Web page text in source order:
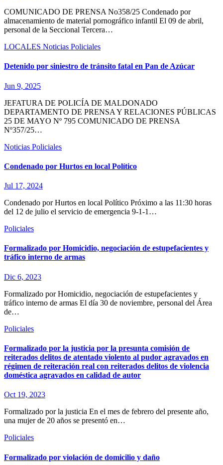
COMUNICADO DE PRENSA No358/25 Condenado por
almacenamiento de material pornográfico infantil El 09 de abril,
personal de la Seccional Tercera…
LOCALES Noticias Policiales
Detenido por siniestro de tránsito fatal en Pan de Azúcar
Jun 9, 2025
JEFATURA DE POLICÍA DE MALDONADO
DEPARTAMENTO DE PRENSA Y RELACIONES PÚBLICAS
25 DE MAYO Nº 795 COMUNICADO DE PRENSA
Nº357/25…
Noticias Policiales
Condenado por Hurtos en local Político
Jul 17, 2024
Condenado por Hurtos en local Político Próximo a las 11:30 horas
del 12 de julio el servicio de emergencia 9-1-1…
Policiales
Formalizado por Homicidio, negociación de estupefacientes y
tráfico interno de armas
Dic 6, 2023
Formalizado por Homicidio, negociación de estupefacientes y
tráfico interno de armas El día 30 de noviembre, personal del Área
de…
Policiales
Formalizado por la justicia por la presunta comisión de
reiterados delitos de atentado violento al pudor agravados en
régimen de reiteración real con reiterados delitos de violencia
doméstica agravados en calidad de autor
Oct 19, 2023
Formalizado por la justicia En el mes de febrero del presente año,
una mujer de 20 años se presentó en…
Policiales
Formalizado por violación de domicilio y daño